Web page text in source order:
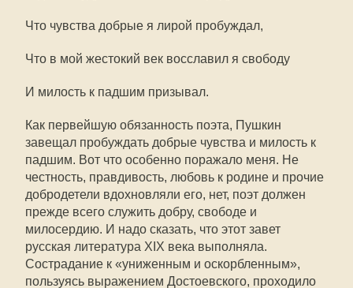
Что чувства добрые я лирой пробуждал,
Что в мой жестокий век восславил я свободу
И милость к падшим призывал.
Как первейшую обязанность поэта, Пушкин
завещал пробуждать добрые чувства и милость к
падшим. Вот что особенно поражало меня. Не
честность, правдивость, любовь к родине и прочие
добродетели вдохновляли его, нет, поэт должен
прежде всего служить добру, свободе и
милосердию. И надо сказать, что этот завет
русская литература XIX века выполняла.
Сострадание к «униженным и оскорбленным»,
пользуясь выражением Достоевского, проходило